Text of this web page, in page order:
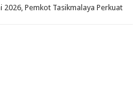
2026, Pemkot Tasikmalaya Perkuat